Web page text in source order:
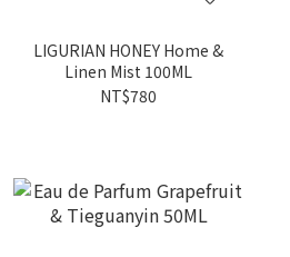
LIGURIAN HONEY Home &
Linen Mist 100ML
NT$780